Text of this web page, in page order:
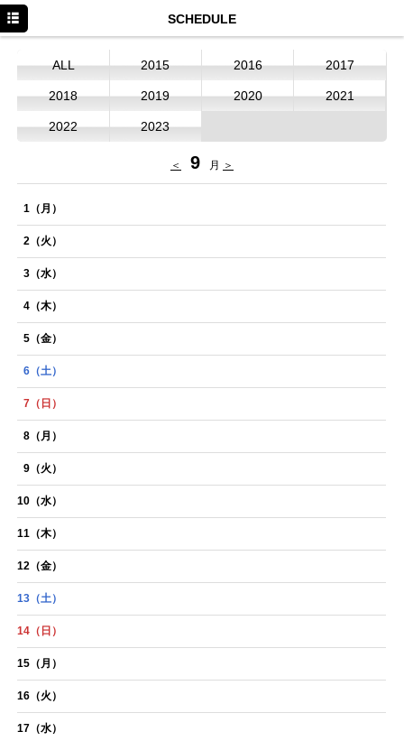
SCHEDULE
ALL 2015 2016 2017
2018 2019 2020 2021
2022 2023
＜ 9 月 ＞
1 （月）
2 （火）
3 （水）
4 （木）
5 （金）
6 （土）
7 （日）
8 （月）
9 （火）
10 （水）
11 （木）
12 （金）
13 （土）
14 （日）
15 （月）
16 （火）
17 （水）
DISCOGRAPHY
CONTACT
Twitter
LINE
Facebook
Instagram
YouTube
TikTok